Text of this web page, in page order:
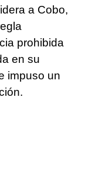
a Cobo,
prohibida
en su
impuso un